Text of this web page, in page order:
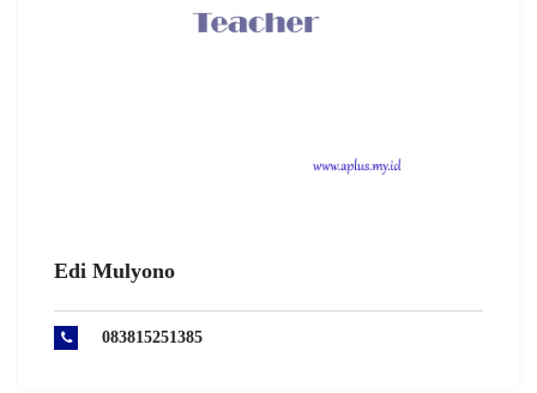
Edi Mulyono
083815251385